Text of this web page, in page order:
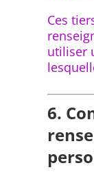
Ces
utiliser
6.